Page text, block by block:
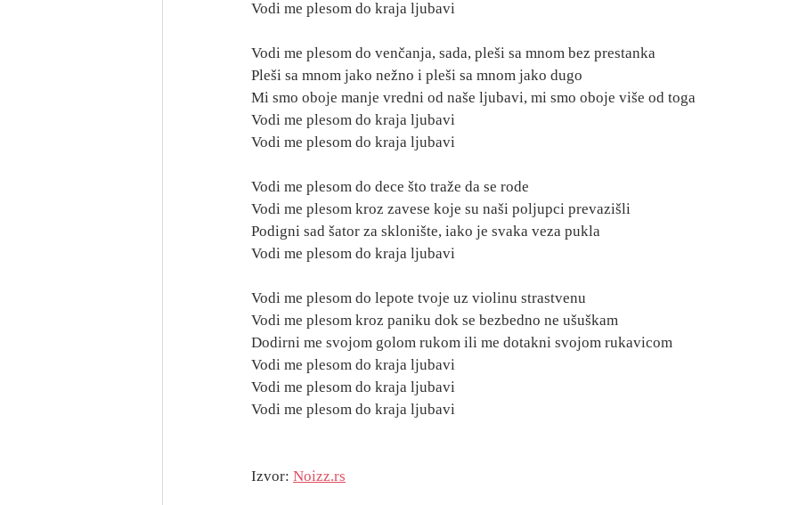
Vodi me plesom do kraja ljubavi
Vodi me plesom do venčanja, sada, pleši sa mnom bez prestanka
Pleši sa mnom jako nežno i pleši sa mnom jako dugo
Mi smo oboje manje vredni od naše ljubavi, mi smo oboje više od toga
Vodi me plesom do kraja ljubavi
Vodi me plesom do kraja ljubavi
Vodi me plesom do dece što traže da se rode
Vodi me plesom kroz zavese koje su naši poljupci prevazišli
Podigni sad šator za sklonište, iako je svaka veza pukla
Vodi me plesom do kraja ljubavi
Vodi me plesom do lepote tvoje uz violinu strastvenu
Vodi me plesom kroz paniku dok se bezbedno ne ušuškam
Dodirni me svojom golom rukom ili me dotakni svojom rukavicom
Vodi me plesom do kraja ljubavi
Vodi me plesom do kraja ljubavi
Vodi me plesom do kraja ljubavi
Izvor: Noizz.rs